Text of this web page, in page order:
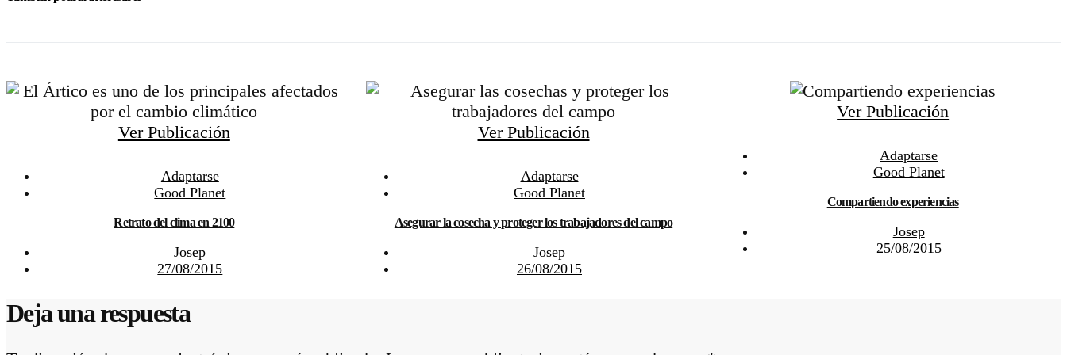
Ver Publicación
Adaptarse
Good Planet
Retrato del clima en 2100
Josep
27/08/2015
Ver Publicación
Adaptarse
Good Planet
Asegurar la cosecha y proteger los trabajadores del campo
Josep
26/08/2015
Ver Publicación
Adaptarse
Good Planet
Compartiendo experiencias
Josep
25/08/2015
Deja una respuesta